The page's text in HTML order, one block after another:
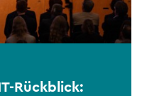
Rückblick: